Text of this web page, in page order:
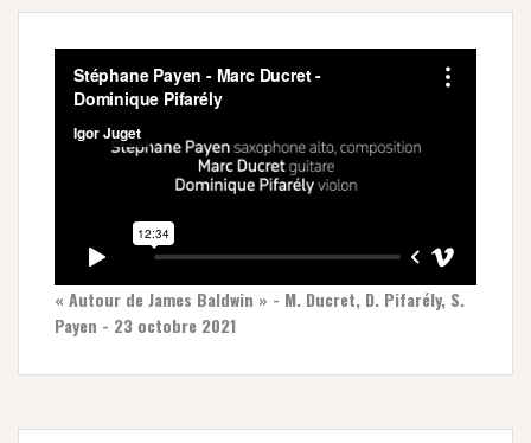
« Autour de James Baldwin » - M. Ducret, D. Pifarély, S.
Payen - 23 octobre 2021